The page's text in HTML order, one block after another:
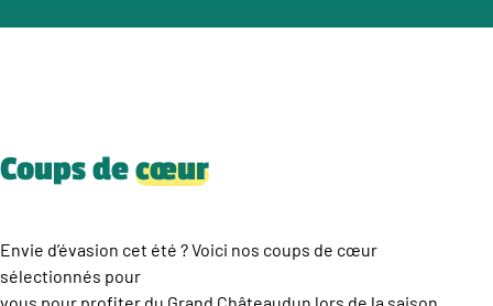
Coups decœur
Envie d’évasion cet été ? Voici nos coups de cœur
sélectionnés pour
vous pour profiter du Grand Châteaudun lors de la saison